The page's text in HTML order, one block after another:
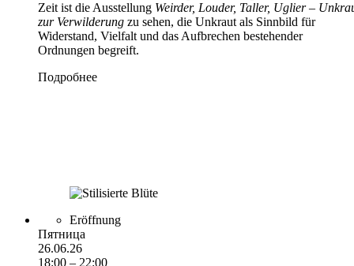
Zeit ist die Ausstellung Weirder, Louder, Taller, Uglier –
zur Verwilderung zu sehen, die Unkraut als Sinnbild für
Widerstand, Vielfalt und das Aufbrechen bestehender
Ordnungen begreift.
Подробнее
Eröffnung
Пятница
26.06.26
18:00 – 22:00